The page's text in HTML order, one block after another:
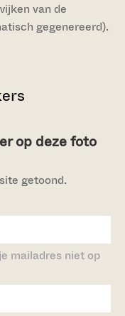
van de
gegenereerd).
op deze foto
getoond.
mailadres niet op